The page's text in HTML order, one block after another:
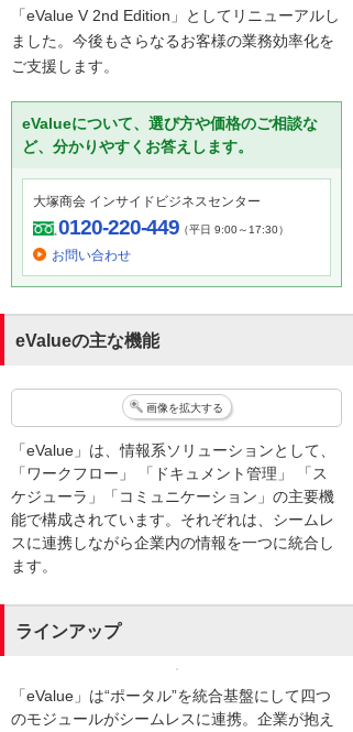
「eValue V 2nd Edition」としてリニューアルし
ました。今後もさらなるお客様の業務効率化を
ご支援します。
eValueについて、選び方や価格のご相談な
ど、分かりやすくお答えします。
大塚商会 インサイドビジネスセンター
0120-220-449（平日 9:00～17:30）
お問い合わせ
eValueの主な機能
画像を拡大する
「eValue」は、情報系ソリューションとして、
「ワークフロー」 「ドキュメント管理」 「ス
ケジューラ」「コミュニケーション」の主要機
能で構成されています。それぞれは、シームレ
スに連携しながら企業内の情報を一つに統合し
ます。
ラインアップ
「eValue」は“ポータル”を統合基盤にして四つ
のモジュールがシームレスに連携。企業が抱え